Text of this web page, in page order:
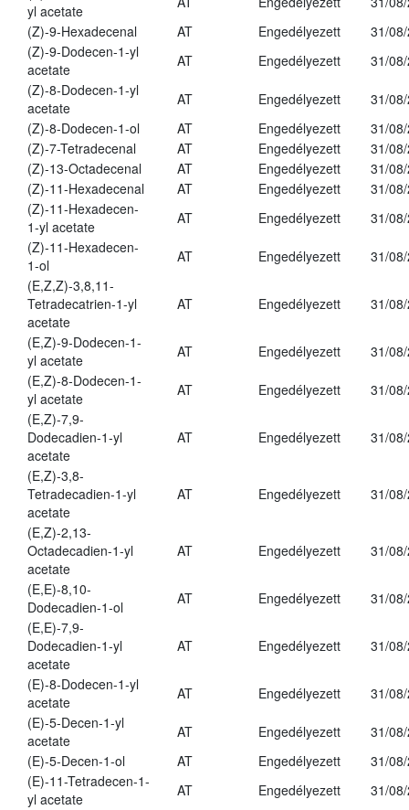
yl acetate
(Z)-9-Hexadecenal
AT Engedélyezett
31/
(Z)-9-Dodecen-1-yl
acetate
AT Engedélyezett
31/
(Z)-8-Dodecen-1-yl
acetate
AT Engedélyezett
31/
(Z)-8-Dodecen-1-ol
AT Engedélyezett
31/
(Z)-7-Tetradecenal
AT Engedélyezett
31/
(Z)-13-Octadecenal
AT Engedélyezett
31/
(Z)-11-Hexadecenal
AT Engedélyezett
31/
(Z)-11-Hexadecen-
1-yl acetate
AT Engedélyezett
31/
(Z)-11-Hexadecen-
1-ol
AT Engedélyezett
31/
(E,Z,Z)-3,8,11-
Tetradecatrien-1-yl
acetate
AT Engedélyezett 31/
(E,Z)-9-Dodecen-1-
yl acetate
AT Engedélyezett
31/
(E,Z)-8-Dodecen-1-
yl acetate
AT Engedélyezett
31/
(E,Z)-7,9-
Dodecadien-1-yl
acetate
AT Engedélyezett 31/
(E,Z)-3,8-
Tetradecadien-1-yl
acetate
AT Engedélyezett 31/
(E,Z)-2,13-
Octadecadien-1-yl
acetate
AT Engedélyezett 31/
(E,E)-8,10-
Dodecadien-1-ol
AT Engedélyezett
31/
(E,E)-7,9-
Dodecadien-1-yl
acetate
AT Engedélyezett 31/
(E)-8-Dodecen-1-yl
acetate
AT Engedélyezett
31/
(E)-5-Decen-1-yl
acetate
AT Engedélyezett
31/
(E)-5-Decen-1-ol
AT Engedélyezett
31/
(E)-11-Tetradecen-1-
yl acetate
AT Engedélyezett 31/